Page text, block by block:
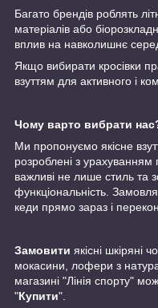
Багато брендів роблять
матеріалів або
вплив на навколишнє
Якщо вибирати кросівки
взуттям для активного і
Чому варто вибрати
Ми пропонуємо якісне
розроблені з урахуванням
важливі не лише стиль та
функціональність.
кеди прямо зараз і
Замовити якісні шкіряні
мокасини, лофери з
магазині "Лінія спорту"
"Купити".